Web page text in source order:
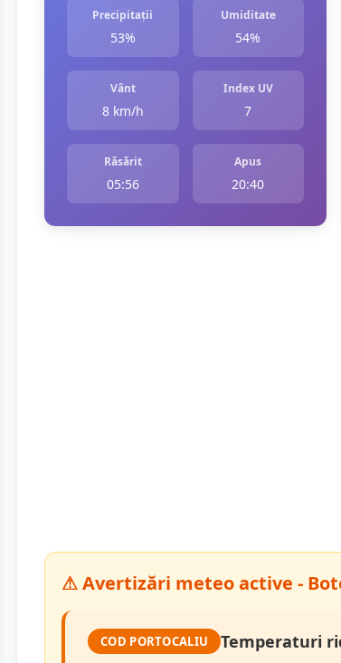
Precipitații
53%
Umiditate
54%
Vânt
8 km/h
Index UV
7
Răsărit
05:56
Apus
20:40
⚠ Avertizări meteo active -
COD PORTOCALIU Temperaturi